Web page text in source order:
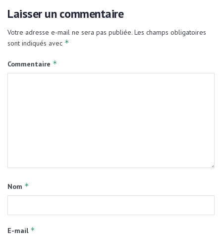
Laisser un commentaire
Votre adresse e-mail ne sera pas publiée. Les champs obligatoires
sont indiqués avec *
Commentaire *
Nom *
E-mail *